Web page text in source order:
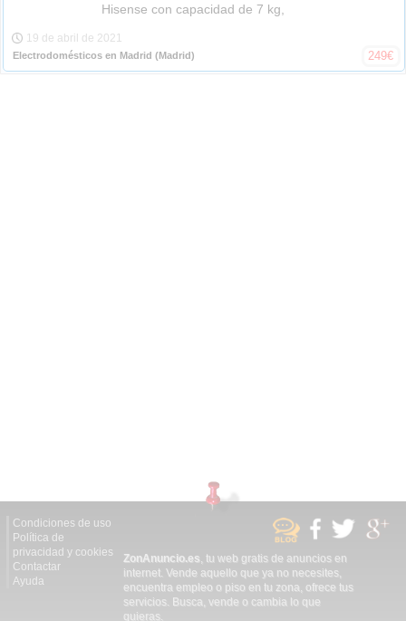
Hisense con capacidad de 7 kg,
19 de abril de 2021
Electrodomésticos en Madrid (Madrid) 249€
Condiciones de uso
Política de
privacidad y cookies
Contactar
Ayuda
ZonAnuncio.es , tu web gratis de anuncios en
internet. Vende aquello que ya no necesites,
encuentra empleo o piso en tu zona, ofrece tus
servicios. Busca, vende o cambia lo que
quieras.